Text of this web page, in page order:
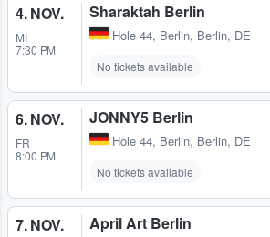
4. NOV.
MI
7:30 PM
Sharaktah Berlin
Hole 44, Berlin, Berlin, DE
No tickets available
6. NOV.
FR
8:00 PM
JONNY5 Berlin
Hole 44, Berlin, Berlin, DE
No tickets available
7. NOV. April Art Berlin